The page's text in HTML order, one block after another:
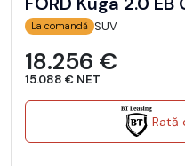
La comandă SUV
18.256 €
15.088 € NET
Rată